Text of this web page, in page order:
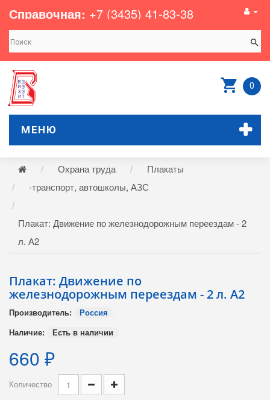
Справочная: +7 (3435) 41-83-38
0
МЕНЮ
Охрана труда
Плакаты
-транспорт, автошколы, АЗС
Плакат: Движение по железнодорожным переездам - 2
л. А2
Плакат: Движение по
железнодорожным переездам - 2 л. А2
Производитель:
Россия
Наличие:
Есть в наличии
660 ₽
Количество